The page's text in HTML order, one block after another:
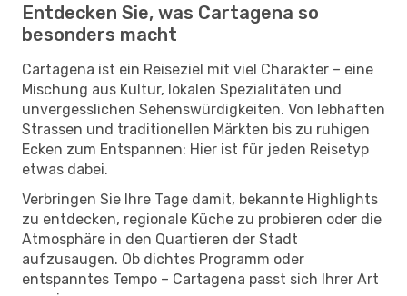
Entdecken Sie, was Cartagena so
besonders macht
Cartagena ist ein Reiseziel mit viel Charakter – eine
Mischung aus Kultur, lokalen Spezialitäten und
unvergesslichen Sehenswürdigkeiten. Von lebhaften
Strassen und traditionellen Märkten bis zu ruhigen
Ecken zum Entspannen: Hier ist für jeden Reisetyp
etwas dabei.
Verbringen Sie Ihre Tage damit, bekannte Highlights
zu entdecken, regionale Küche zu probieren oder die
Atmosphäre in den Quartieren der Stadt
aufzusaugen. Ob dichtes Programm oder
entspanntes Tempo – Cartagena passt sich Ihrer Art